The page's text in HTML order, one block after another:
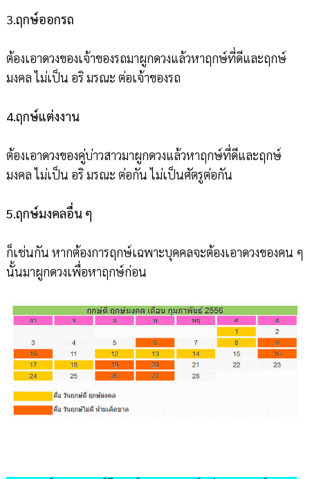
3.ฤกษ์ออกรถ
ต้องเอาดวงของเจ้าของรถมาผูกดวงแล้วหาฤกษ์ที่ดีและฤกษ์
มงคล ไม่เป็น อริ มรณะ ต่อเจ้าของรถ
4.ฤกษ์แต่งงาน
ต้องเอาดวงของคู่บ่าวสาวมาผูกดวงแล้วหาฤกษ์ที่ดีและฤกษ์
มงคล ไม่เป็น อริ มรณะ ต่อกัน ไม่เป็นศัตรูต่อกัน
5.ฤกษ์มงคลอื่น ๆ
ก็เช่นกัน หากต้องการฤกษ์เฉพาะบุคคลจะต้องเอาดวงของคน ๆ
นั้นมาผูกดวงเพื่อหาฤกษ์ก่อน